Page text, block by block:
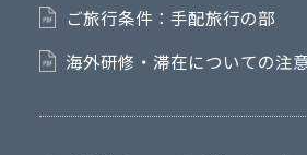
ご旅行条件：手配旅行の部
海外研修・滞在についての注